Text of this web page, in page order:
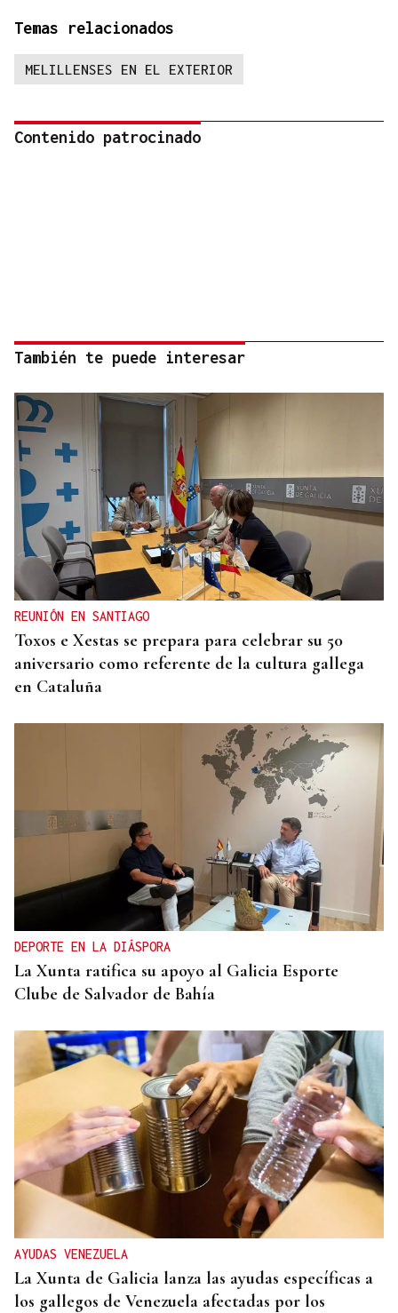
Temas relacionados
MELILLENSES EN EL EXTERIOR
Contenido patrocinado
También te puede interesar
REUNIÓN EN SANTIAGO
Toxos e Xestas se prepara para celebrar su 50
aniversario como referente de la cultura gallega
en Cataluña
DEPORTE EN LA DIÁSPORA
La Xunta ratifica su apoyo al Galicia Esporte
Clube de Salvador de Bahía
AYUDAS VENEZUELA
La Xunta de Galicia lanza las ayudas específicas a
los gallegos de Venezuela afectadas por los